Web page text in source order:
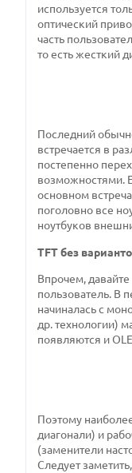
используется
оптический
часть
то есть жесткий
Последний
встречается в
постепенно
возможностями.
основном
поголовно все
ноутбуков
TFT без
Впрочем,
пользователь. В
начиналась с
др. технологии)
появляются и
Поэтому
диагонали) и
(заменители
Следует